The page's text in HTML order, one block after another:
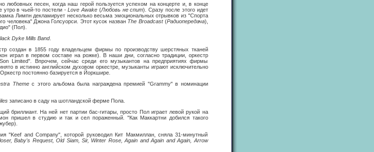
любовных песен, когда наш герой пользуется успехом на концерте и, в конце
утро в чьей-то постели -Love Awake (Любовь не спит). Сразу после этого идет
Лимпн декламирует несколько весьма эмоциональных отрывков из "Спорта
человека" Джона Голсуорси. Этот кусок назван The Broadcast(Радиопередача),
(Пол).
Dyke Mills Band.
создан в 1855 году владельцем фирмы по производству шерстяных тканей
играл в первом составе на рожке). В наши дни, согласно традиции, оркестр
Limited". Впрочем, сейчас среди его музыкантов на предприятиях фирмы
в истинно английском духовом оркестре, музыканты играют исключительно
постоянно базируется в Йоркшире.
Themeс этого альбома была награждена премией "Grammy" в номинации
записано в саду на шотландской ферме Пола.
бриллиант. На ней нет партии бас-гитары, просто Пол играет левой рукой на
пришел в студию и так и сел пораженный. "Как Маккартни добился такого
"Keef and Company", которой руководил Кит Макмиллан, сняла 31-минутный
Baby's Request, Old Siam, Sir, Winter Rose, Again and Again and Again, Arrow